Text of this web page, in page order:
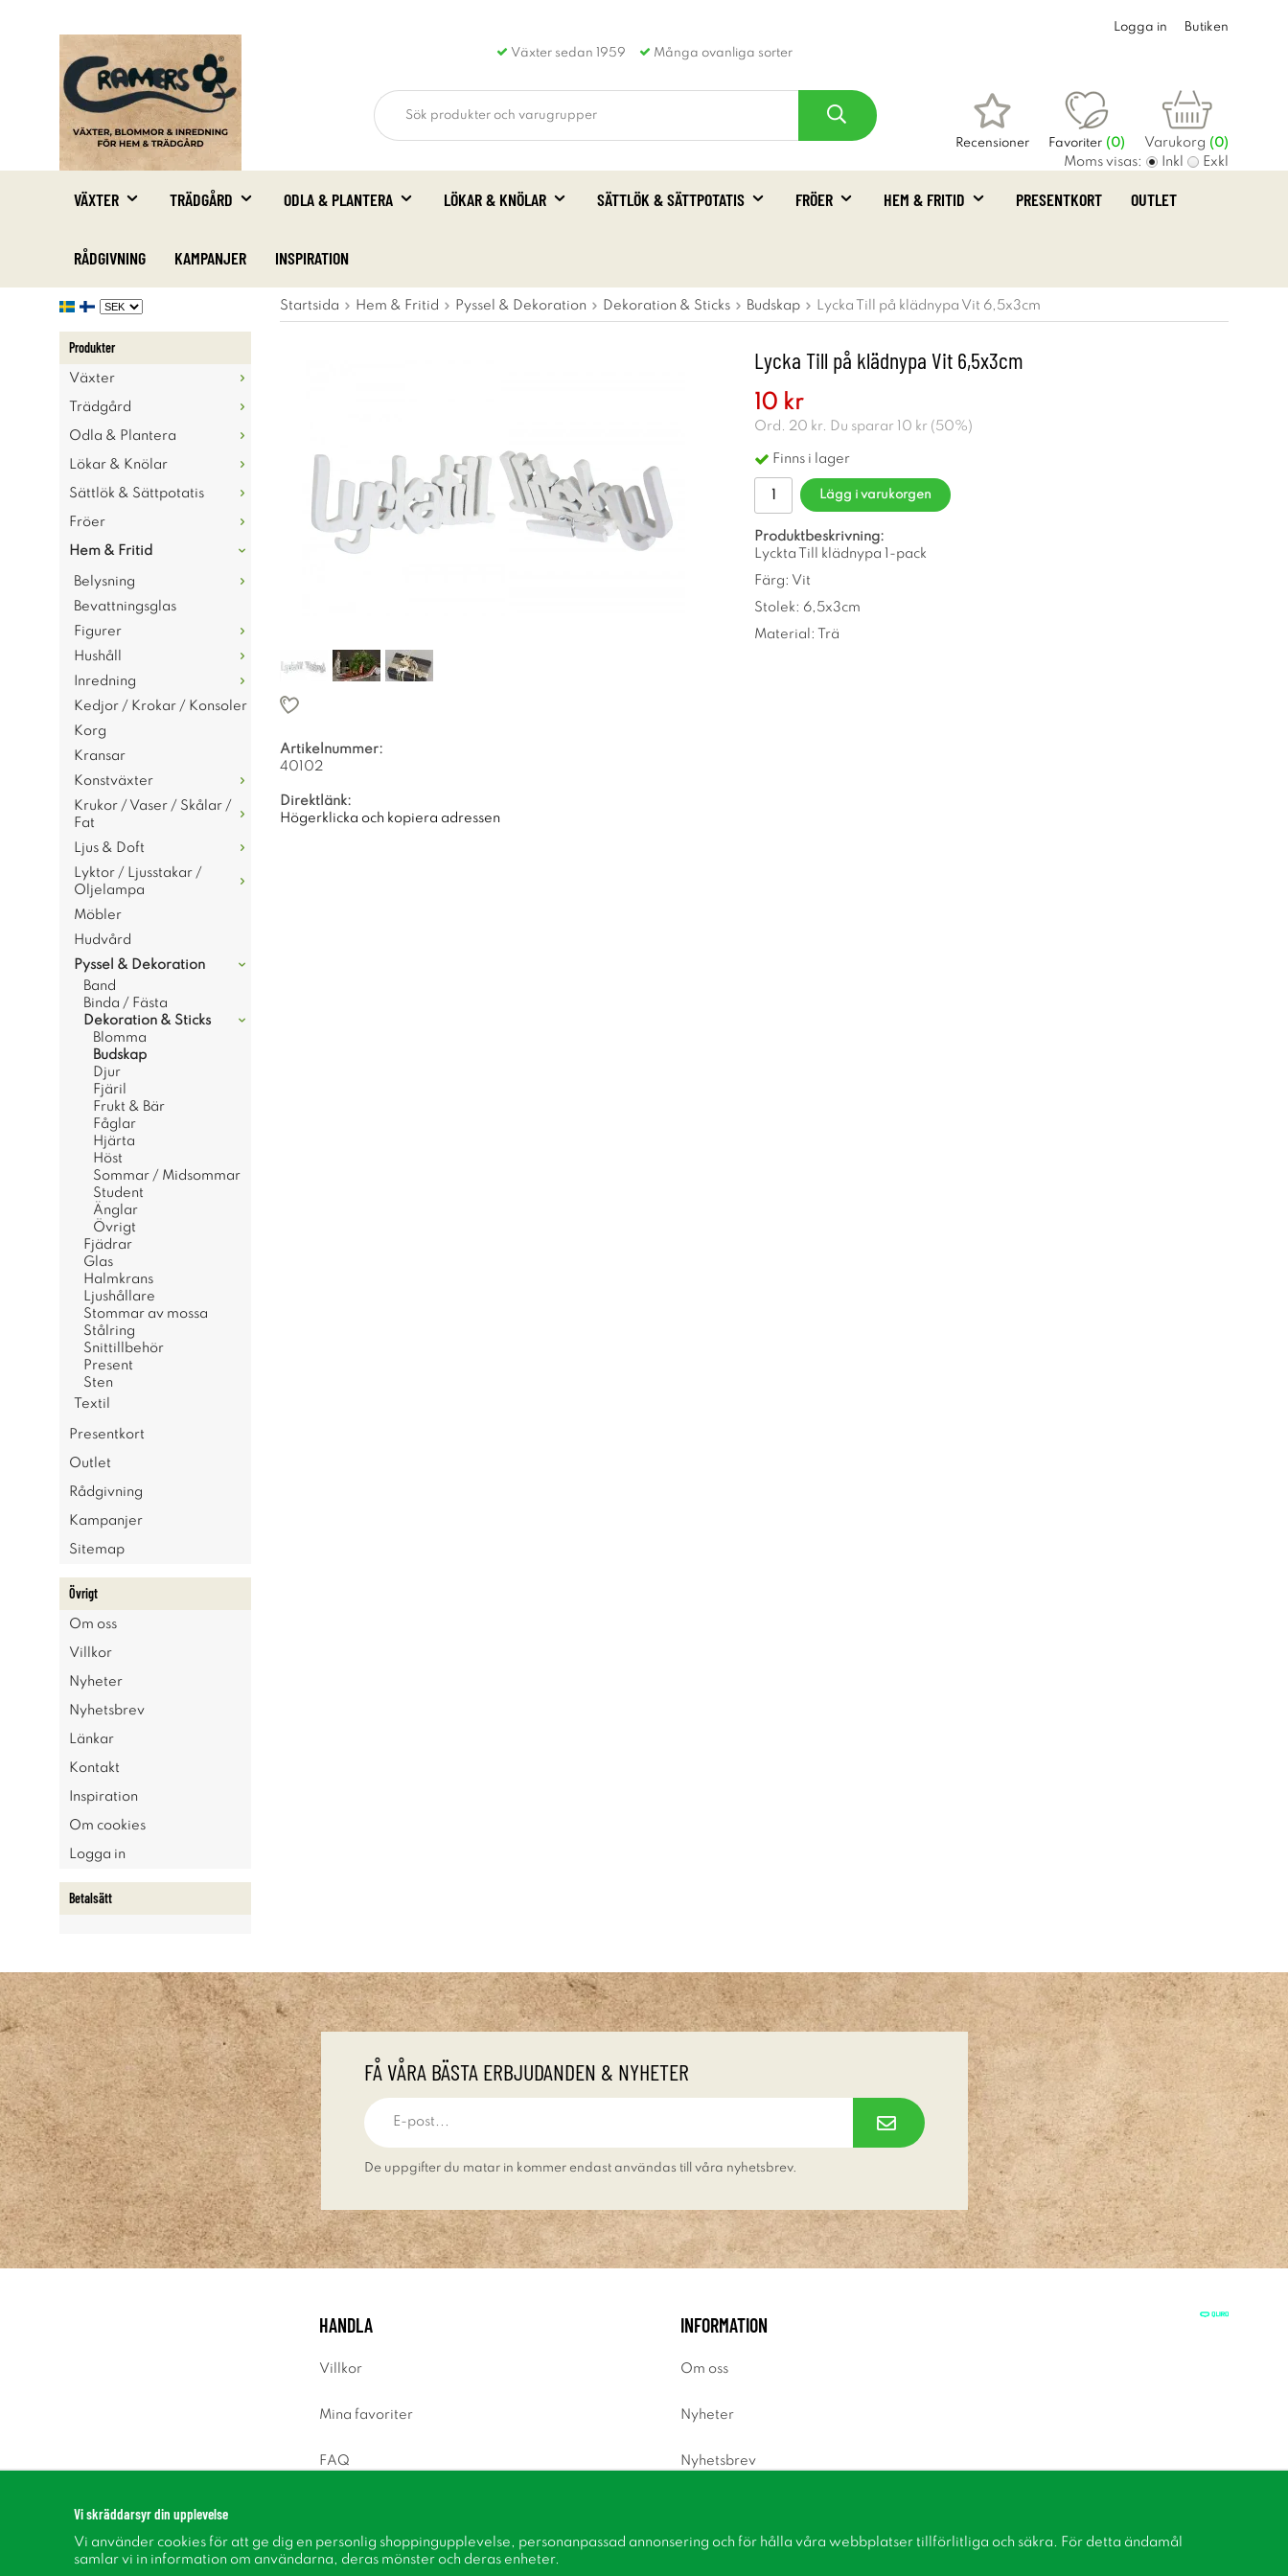
Växter sedan 1959 Många ovanliga sorter
Logga in Butiken
Recensioner Favoriter (0) Varukorg (0)
Moms visas: Inkl Exkl
VÄXTER TRÄDGÅRD ODLA & PLANTERA LÖKAR & KNÖLAR SÄTTLÖK & SÄTTPOTATIS FRÖER HEM & FRITID PRESENTKORT OUTLET
RÅDGIVNING KAMPANJER INSPIRATION
Produkter
Växter
Trädgård
Odla & Plantera
Lökar & Knölar
Sättlök & Sättpotatis
Fröer
Hem & Fritid
Belysning
Bevattningsglas
Figurer
Hushåll
Inredning
Kedjor / Krokar / Konsoler
Korg
Kransar
Konstväxter
Krukor / Vaser / Skålar /
Fat
Ljus & Doft
Lyktor / Ljusstakar /
Oljelampa
Möbler
Hudvård
Pyssel & Dekoration
Band
Binda / Fästa
Dekoration & Sticks
Blomma
Budskap
Djur
Fjäril
Frukt & Bär
Fåglar
Hjärta
Höst
Sommar / Midsommar
Student
Änglar
Övrigt
Fjädrar
Glas
Halmkrans
Ljushållare
Stommar av mossa
Stålring
Snittillbehör
Present
Sten
Textil
Presentkort
Outlet
Rådgivning
Kampanjer
Sitemap
Övrigt
Om oss
Villkor
Nyheter
Nyhetsbrev
Länkar
Kontakt
Inspiration
Om cookies
Logga in
Betalsätt
Startsida Hem & Fritid Pyssel & Dekoration Dekoration & Sticks Budskap Lycka Till på klädnypa Vit 6,5x3cm
Lycka Till på klädnypa Vit 6,5x3cm
10 kr
Ord. 20 kr. Du sparar 10 kr ( 50%)
Finns i lager
Lägg i varukorgen
Produktbeskrivning:
Lyckta Till klädnypa 1-pack
Färg: Vit
Stolek: 6,5x3cm
Material: Trä
Artikelnummer:
40102
Direktlänk:
Högerklicka och kopiera adressen
FÅ VÅRA BÄSTA ERBJUDANDEN & NYHETER
De uppgifter du matar in kommer endast användas till våra nyhetsbrev.
HANDLA
Villkor
Mina favoriter
FAQ
INFORMATION
Om oss
Nyheter
Nyhetsbrev
Inspiration
Vi skräddarsyr din upplevelse
Vi använder cookies för att ge dig en personlig shoppingupplevelse, personanpassad annonsering och för hålla våra webbplatser tillförlitliga och säkra. För detta ändamål
samlar vi in information om användarna, deras mönster och deras enheter.